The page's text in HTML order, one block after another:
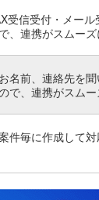
信受付・メー
、連携がスムー
名前、連絡先を
で、連携がスム
件毎に作成して